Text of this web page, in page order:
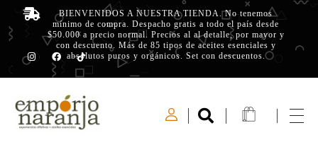
BIENVENIDOS A NUESTRA TIENDA. No tenemos
mínimo de compra. Despacho gratis a todo el país desde
$50.000 a precio normal. Precios al al detalle, por mayor y
con descuento. Más de 85 tipos de aceites esenciales y
absolutos puros y orgánicos. Set con descuentos.